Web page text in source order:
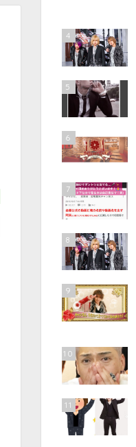
4
5
6
7
8
9
10
11